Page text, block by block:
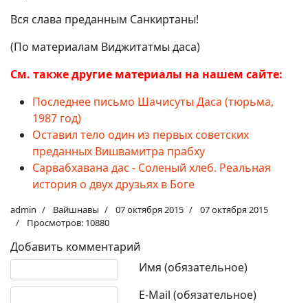
Вся слава преданным Санкиртаны!
(По материалам Виджитатмы даса)
См. также другие материалы на нашем сайте:
Последнее письмо Шачисуты Даса (тюрьма,
1987 год)
Оставил тело один из первых советских
преданных Вишвамитра прабху
Сарвабхавана дас - Соленый хлеб. Реальная
история о двух друзьях в Боге
admin Вайшнавы 07 октября 2015
07 октября 2015
Просмотров: 10880
Добавить комментарий
Имя (обязательное)
E-Mail (обязательное)
Текст комментария